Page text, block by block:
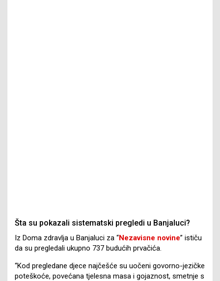
Šta su pokazali sistematski pregledi u Banjaluci?
Iz Doma zdravlja u Banjaluci za “Nezavisne novine” ističu
da su pregledali ukupno 737 budućih prvačića.
“Kod pregledane djece najčešće su uočeni govorno-jezičke
poteškoće, povećana tjelesna masa i gojaznost, smetnje s